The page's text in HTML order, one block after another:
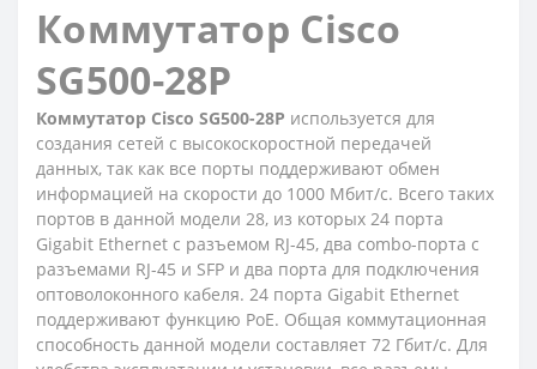
Коммутатор Cisco
SG500-28P
Коммутатор Cisco SG500-28P используется для
создания сетей с высокоскоростной передачей
данных, так как все порты поддерживают обмен
информацией на скорости до 1000 Мбит/с. Всего таких
портов в данной модели 28, из которых 24 порта
Gigabit Ethernet с разъемом RJ-45, два combo-порта с
разъемами RJ-45 и SFP и два порта для подключения
оптоволоконного кабеля. 24 порта Gigabit Ethernet
поддерживают функцию PoE. Общая коммутационная
способность данной модели составляет 72 Гбит/с. Для